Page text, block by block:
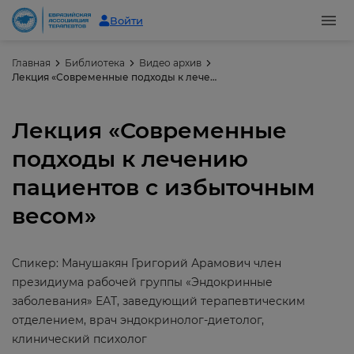
Войти
Главная Библиотека
Видео архив
Лекция «Современные подходы к лечению пациентов с избыточным весом»
Лекция «Современные
подходы к лечению
пациентов с избыточным
весом»
Спикер: Манушакян Григорий Арамович член
президиума рабочей группы «Эндокринные
заболевания» ЕАТ, заведующий терапевтическим
отделением, врач эндокринолог-диетолог,
клинический психолог